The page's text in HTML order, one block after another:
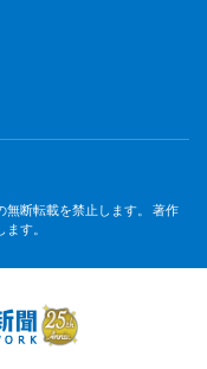
断転載を禁止します。 著作
す。